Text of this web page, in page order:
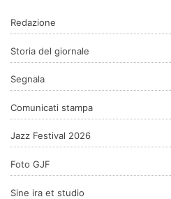
Redazione
Storia del giornale
Segnala
Comunicati stampa
Jazz Festival 2026
Foto GJF
Sine ira et studio